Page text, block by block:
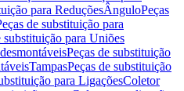
para ReduçõesÂnguloPeças
de substituição para
substituição para Uniões
Peças de substituição
TampasPeças de substituição
para LigaçõesColetor